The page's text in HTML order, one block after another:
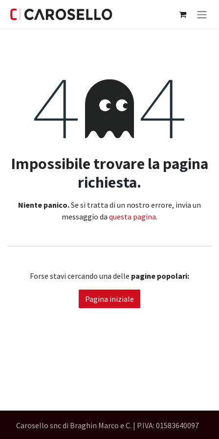
Errore 404
Impossibile trovare la pagina
richiesta.
Niente panico.Se si tratta di un nostro errore, invia un
messaggio da questa pagina.
Forse stavi cercando una delle pagine popolari:
Pagina iniziale
Carosello snc di Braghin Marco e C. | P.IVA: 01583640097